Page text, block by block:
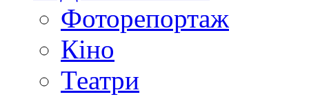
Фоторепортаж
Кіно
Театри